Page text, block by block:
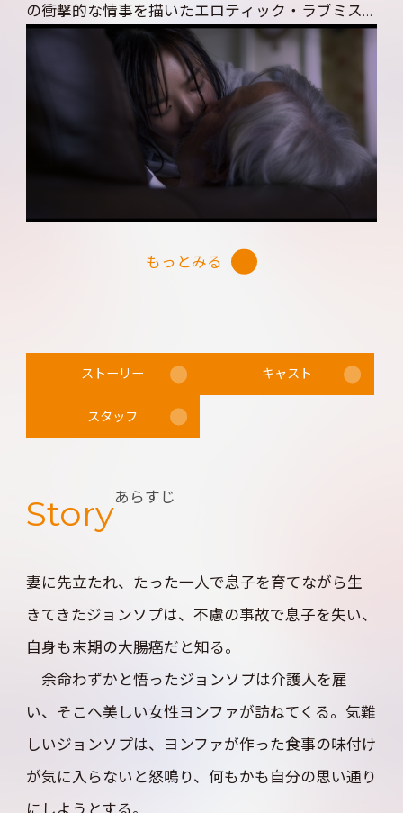
の衝撃的な情事を描いたエロティック・ラブミス
テリー
もっとみる
ストーリー キャスト
スタッフ
Storyあらすじ
妻に先立たれ、たった一人で息子を育てながら生
きてきたジョンソプは、不慮の事故で息子を失い、
自身も末期の大腸癌だと知る。
余命わずかと悟ったジョンソプは介護人を雇
い、そこへ美しい女性ヨンファが訪ねてくる。気難
しいジョンソプは、ヨンファが作った食事の味付け
が気に入らないと怒鳴り、何もかも自分の思い通り